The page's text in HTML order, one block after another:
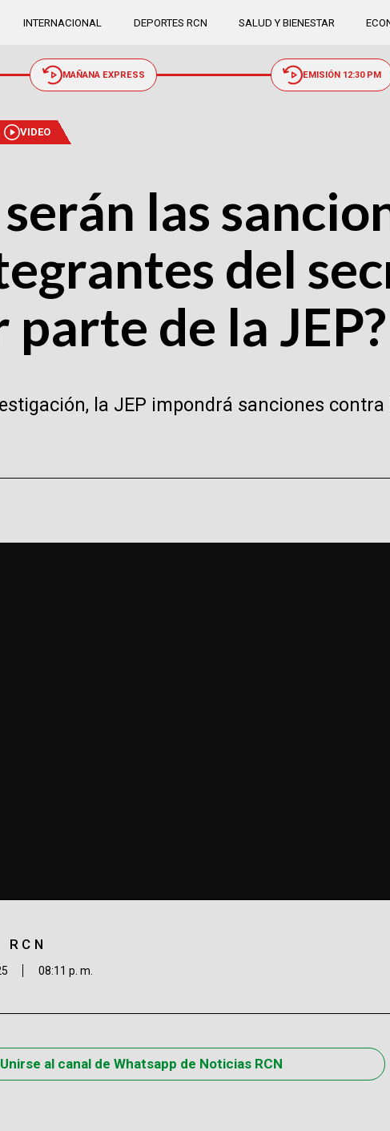
INTERNACIONAL DEPORTES RCN SALUD Y BIENESTAR
MAÑANA EXPRESS EMISIÓN 12:30 PM
VIDEO
las
del
parte de la JEP?
la JEP impondrá sanciones
RCN
08:11 p. m.
Unirse al canal de Whatsapp de Noticias RCN